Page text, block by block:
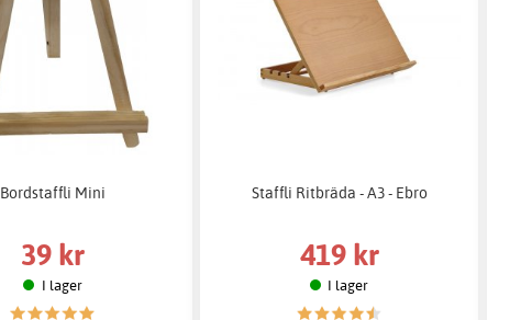
Bordstaffli Mini
39 kr
I lager
Staffli Ritbräda - A3 - Ebro
419 kr
I lager